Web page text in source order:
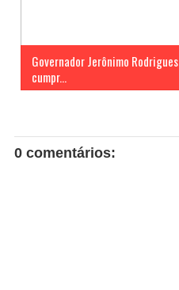
Governador Jerônimo Rodrigues
cumpr...
0 comentários: